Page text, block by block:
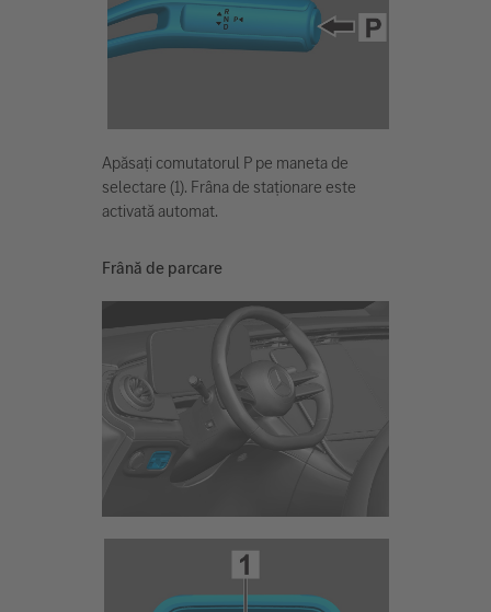
Apăsați comutatorul P pe maneta de
selectare (1). Frâna de staționare este
activată automat.
Frână de parcare